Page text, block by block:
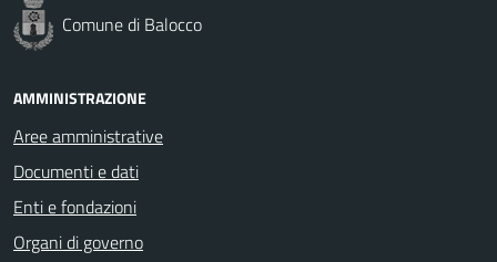
Comune di Balocco
AMMINISTRAZIONE
Aree amministrative
Documenti e dati
Enti e fondazioni
Organi di governo